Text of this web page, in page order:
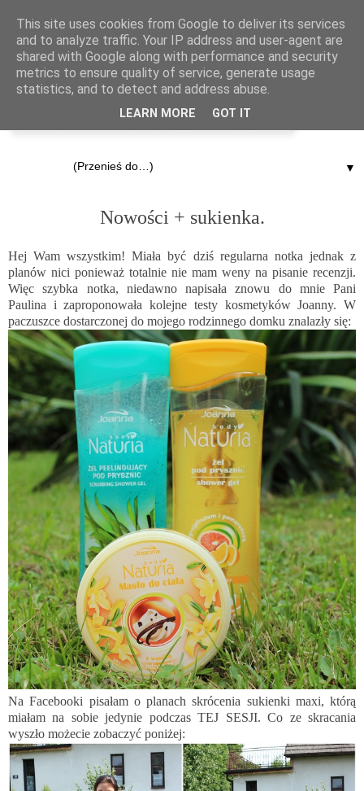
▼
Nowości + sukienka.
Hej Wam wszystkim! Miała być dziś regularna notka jednak z
planów nici ponieważ totalnie nie mam weny na pisanie recenzji.
Więc szybka notka, niedawno napisała znowu do mnie Pani
Paulina i zaproponowała kolejne testy kosmetyków Joanny. W
paczuszce dostarczonej do mojego rodzinnego domku znalazły się:
Na Facebooki pisałam o planach skrócenia sukienki maxi, którą
miałam na sobie jedynie podczasTEJ SESJI. Co ze skracania
wyszło możecie zobaczyć poniżej:
This site uses cookies from Google to deliver its services
and to analyze traffic. Your IP address and user-agent are
shared with Google along with performance and security
metrics to ensure quality of service, generate usage
statistics, and to detect and address abuse.
LEARN MORE GOT IT